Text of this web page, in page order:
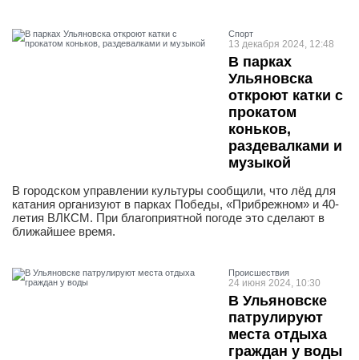
Спорт
13 декабря 2024, 12:48
В парках
Ульяновска
откроют катки с
прокатом
коньков,
раздевалками и
музыкой
В городском управлении культуры сообщили, что лёд для
катания организуют в парках Победы, «Прибрежном» и 40-
летия ВЛКСМ. При благоприятной погоде это сделают в
ближайшее время.
Проиcшествия
24 июня 2024, 10:30
В Ульяновске
патрулируют
места отдыха
граждан у воды